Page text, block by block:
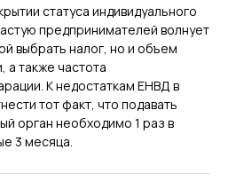
статуса индивидуального
предпринимателей волнует
выбрать налог, но и объем
а также частота
К недостаткам ЕНВД в
тот факт, что подавать
орган необходимо 1 раз в
3 месяца.